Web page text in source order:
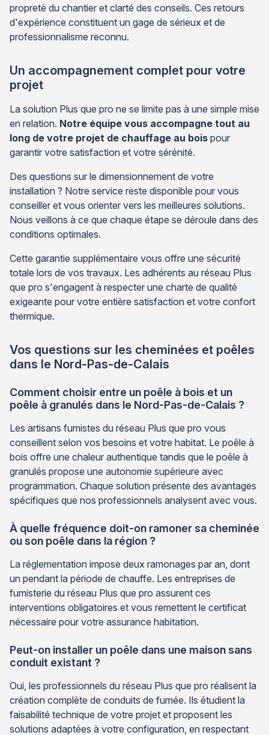
propreté du chantier et clarté des conseils. Ces retours
d'expérience constituent un gage de sérieux et de
professionnalisme reconnu.
Un accompagnement complet pour votre
projet
La solution Plus que pro ne se limite pas à une simple mise
en relation. Notre équipe vous accompagne tout au
long de votre projet de chauffage au bois pour
garantir votre satisfaction et votre sérénité.
Des questions sur le dimensionnement de votre
installation ? Notre service reste disponible pour vous
conseiller et vous orienter vers les meilleures solutions.
Nous veillons à ce que chaque étape se déroule dans des
conditions optimales.
Cette garantie supplémentaire vous offre une sécurité
totale lors de vos travaux. Les adhérents au réseau Plus
que pro s'engagent à respecter une charte de qualité
exigeante pour votre entière satisfaction et votre confort
thermique.
Vos questions sur les cheminées et poêles
dans le Nord-Pas-de-Calais
Comment choisir entre un poêle à bois et un
poêle à granulés dans le Nord-Pas-de-Calais ?
Les artisans fumistes du réseau Plus que pro vous
conseillent selon vos besoins et votre habitat. Le poêle à
bois offre une chaleur authentique tandis que le poêle à
granulés propose une autonomie supérieure avec
programmation. Chaque solution présente des avantages
spécifiques que nos professionnels analysent avec vous.
À quelle fréquence doit-on ramoner sa cheminée
ou son poêle dans la région ?
La réglementation impose deux ramonages par an, dont
un pendant la période de chauffe. Les entreprises de
fumisterie du réseau Plus que pro assurent ces
interventions obligatoires et vous remettent le certificat
nécessaire pour votre assurance habitation.
Peut-on installer un poêle dans une maison sans
conduit existant ?
Oui, les professionnels du réseau Plus que pro réalisent la
création complète de conduits de fumée. Ils étudient la
faisabilité technique de votre projet et proposent les
solutions adaptées à votre configuration, en respectant